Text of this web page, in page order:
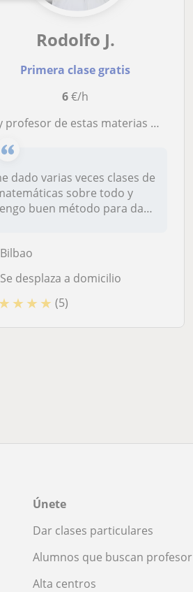
Rodolfo J.
Primera clase gratis
6€/h
de estas materias Matemáticas, fisica, quimica y ciencias de los materiales
dado varias veces clases de
sobre todo y
buen método para dar
Bilbao
Se desplaza a domicilio
★ ★ ★ ★ (5)
Únete
Dar clases particulares
Alumnos que buscan profesor
Alta centros